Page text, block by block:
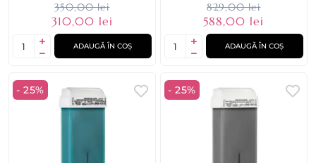
350,00 lei
310,00 lei
ADAUGĂ ÎN COȘ
829,00 lei
588,00 lei
ADAUGĂ ÎN COȘ
- 25% - 25%